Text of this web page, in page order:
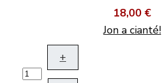
18,00 €
Jon a cianté!
+